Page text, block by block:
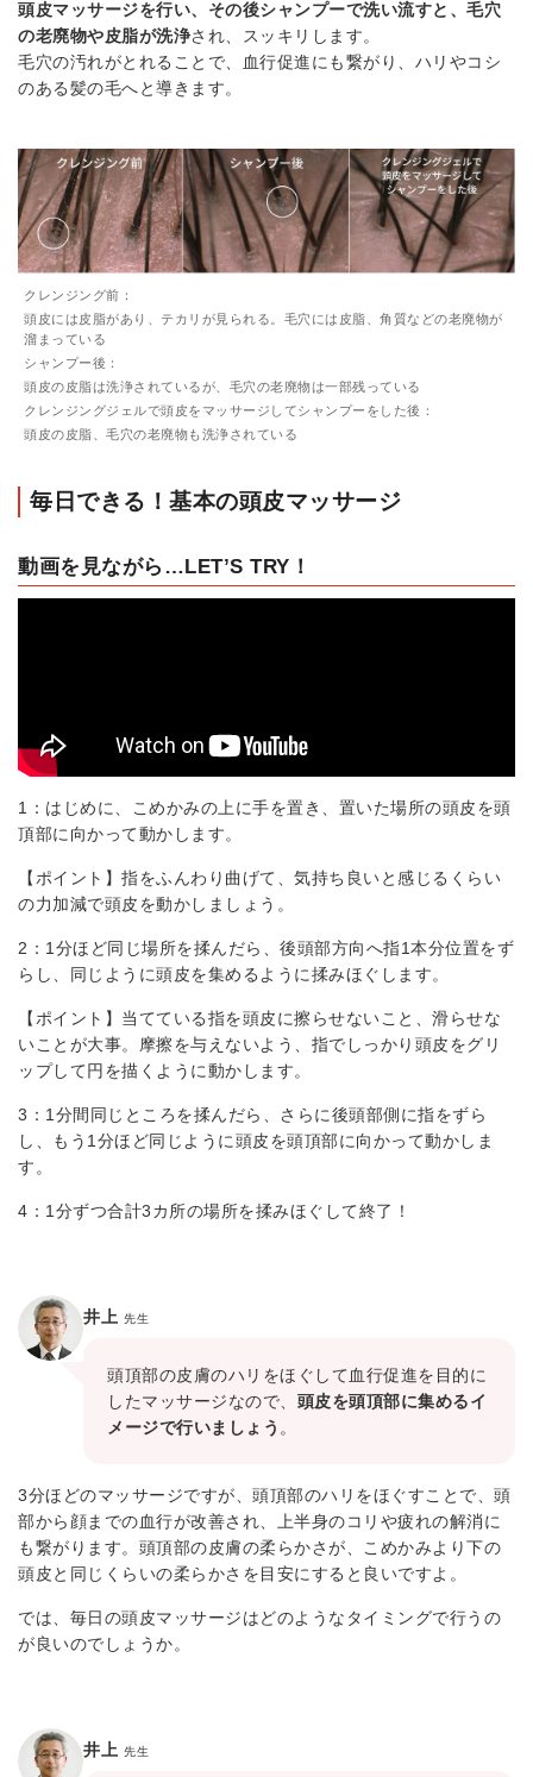
頭皮マッサージを行い、その後シャンプーで洗い流すと、毛穴
の老廃物や皮脂が洗浄され、スッキリします。
毛穴の汚れがとれることで、血行促進にも繋がり、ハリやコシ
のある髪の毛へと導きます。
クレンジング前：
頭皮には皮脂があり、テカリが見られる。毛穴には皮脂、角質などの老廃物が
溜まっている
シャンプー後：
頭皮の皮脂は洗浄されているが、毛穴の老廃物は一部残っている
クレンジングジェルで頭皮をマッサージしてシャンプーをした後：
頭皮の皮脂、毛穴の老廃物も洗浄されている
毎日できる！基本の頭皮マッサージ
動画を見ながら…LET’S TRY！
1：はじめに、こめかみの上に手を置き、置いた場所の頭皮を頭
頂部に向かって動かします。
【ポイント】指をふんわり曲げて、気持ち良いと感じるくらい
の力加減で頭皮を動かしましょう。
2：1分ほど同じ場所を揉んだら、後頭部方向へ指1本分位置をず
らし、同じように頭皮を集めるように揉みほぐします。
【ポイント】当てている指を頭皮に擦らせないこと、滑らせな
いことが大事。摩擦を与えないよう、指でしっかり頭皮をグリ
ップして円を描くように動かします。
3：1分間同じところを揉んだら、さらに後頭部側に指をずら
し、もう1分ほど同じように頭皮を頭頂部に向かって動かしま
す。
4：1分ずつ合計3カ所の場所を揉みほぐして終了！
井上 先生
頭頂部の皮膚のハリをほぐして血行促進を目的に
したマッサージなので、 頭皮を頭頂部に集めるイ
メージで行いましょう 。
3分ほどのマッサージですが、頭頂部のハリをほぐすことで、頭
部から顔までの血行が改善され、上半身のコリや疲れの解消に
も繋がります。頭頂部の皮膚の柔らかさが、こめかみより下の
頭皮と同じくらいの柔らかさを目安にすると良いですよ。
では、毎日の頭皮マッサージはどのようなタイミングで行うの
が良いのでしょうか。
井上 先生